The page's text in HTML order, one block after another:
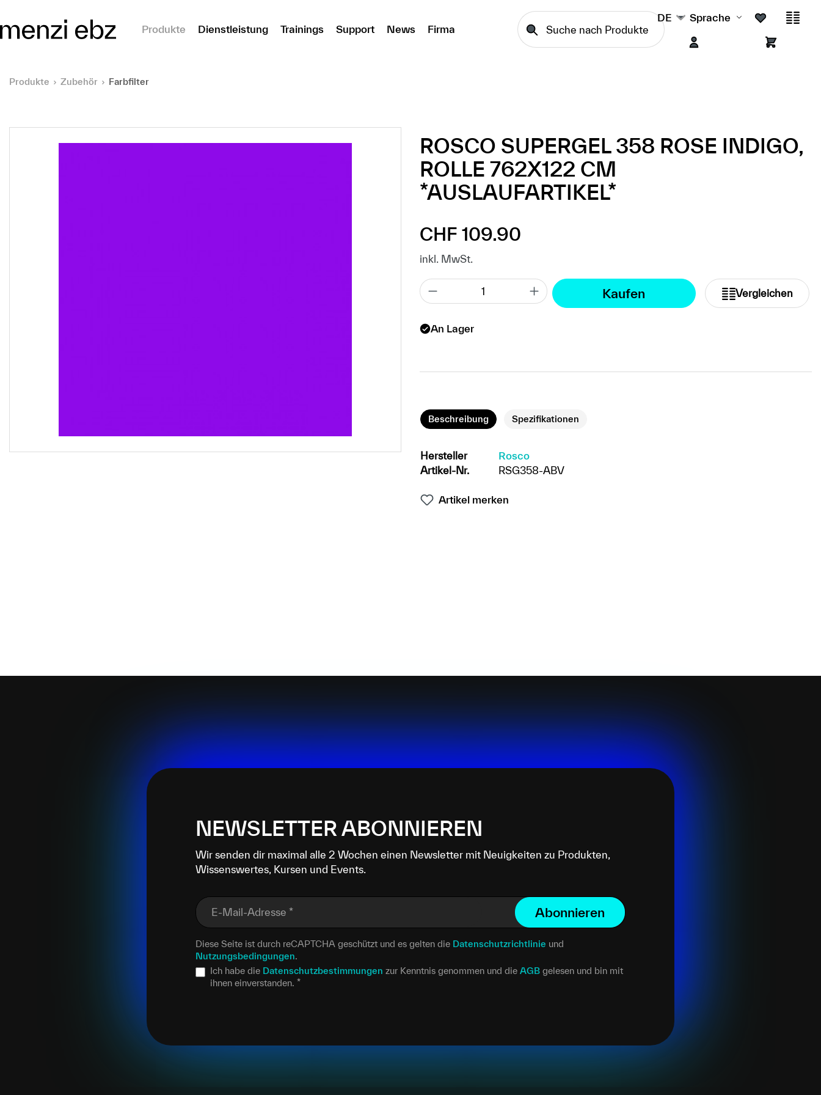
Produkte
Dienstleistung Trainings Support News Firma
DE Sprache
Produkte Zubehör Farbfilter
ROSCO SUPERGEL 358 ROSE INDIGO,
ROLLE 762X122 CM
*AUSLAUFARTIKEL*
Regulärer Preis:
CHF 109.90
inkl. MwSt.
Kaufen Vergleichen
An Lager
Beschreibung Spezifikationen
Hersteller
Rosco
Artikel-Nr.
RSG358-ABV
Artikel merken
NEWSLETTER ABONNIEREN
Wir senden dir maximal alle 2 Wochen einen Newsletter mit Neuigkeiten zu Produkten,
Wissenswertes, Kursen und Events.
E-Mail-Adresse * Abonnieren
Diese Seite ist durch reCAPTCHA geschützt und es gelten die Datenschutzrichtlinie und
Nutzungsbedingungen.
Ich habe die Datenschutzbestimmungen zur Kenntnis genommen und die AGB gelesen und bin mit
ihnen einverstanden. *